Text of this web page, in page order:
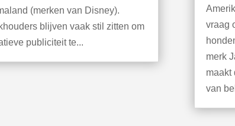
(merken van Disney).
blijven vaak stil zitten om
publiciteit te...
vraag
merk
maakt
van